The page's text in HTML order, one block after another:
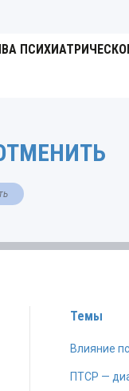
Темы
Влияние
ПТСР —